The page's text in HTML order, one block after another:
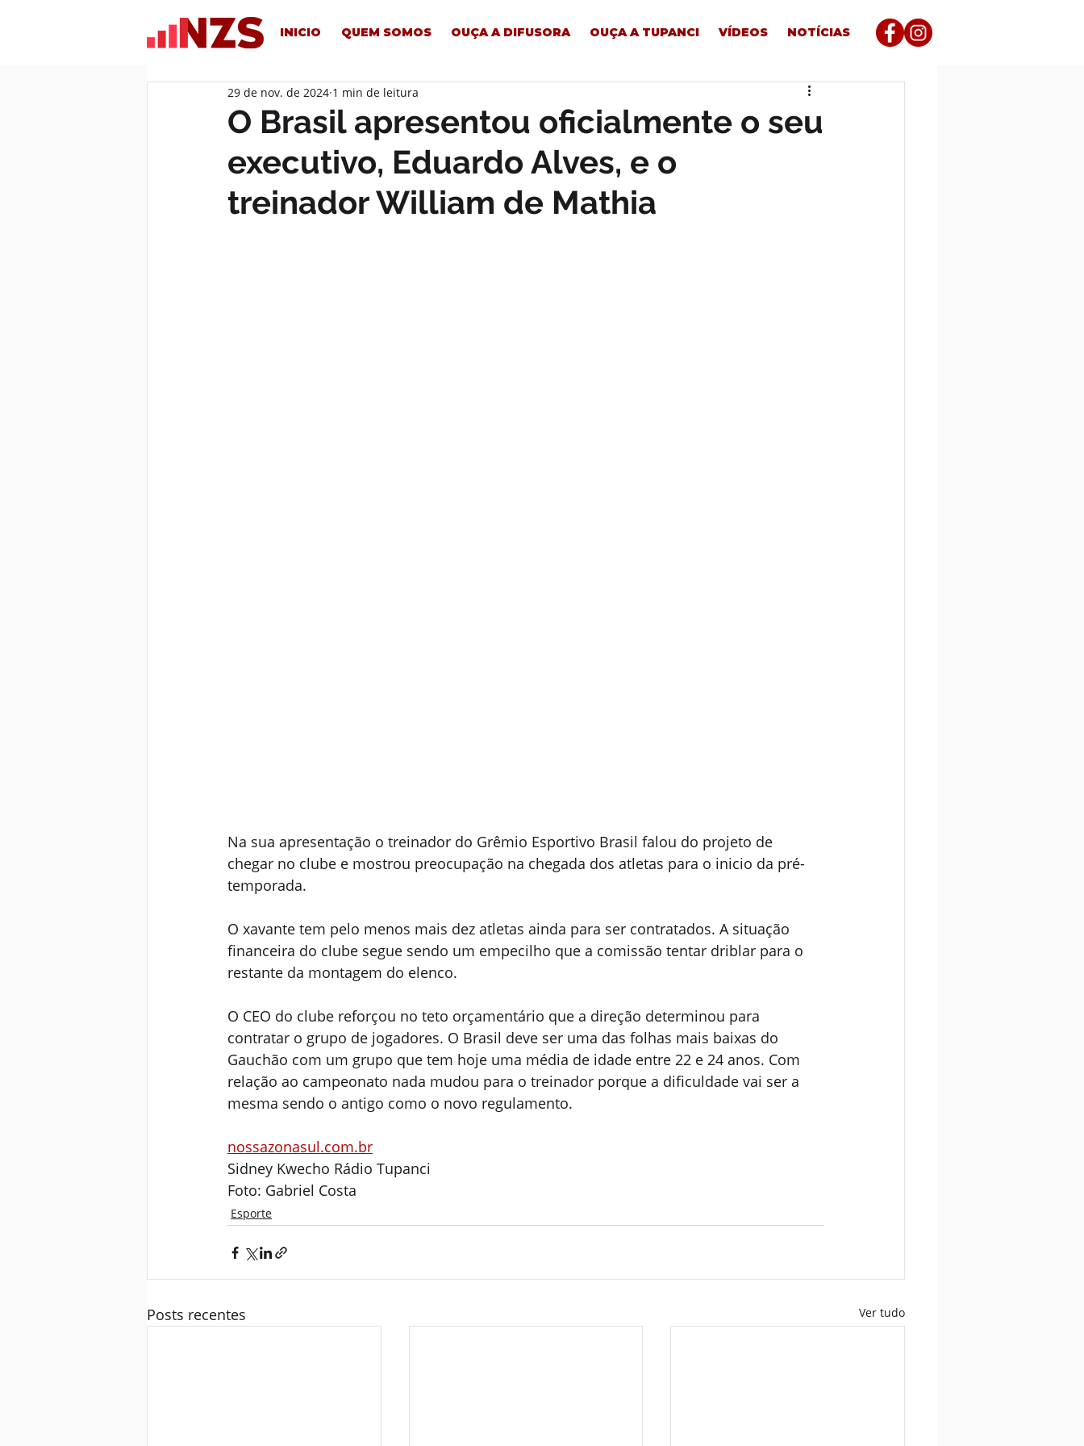
INICIO QUEM SOMOS OUÇA A DIFUSORA OUÇA A TUPANCI VÍDEOS NOTÍCIAS
O Brasil apresentou oficialmente o seu
executivo, Eduardo Alves, e o
treinador William de Mathia
29 de nov. de 2024 1 min de leitura
Na sua apresentação o treinador do Grêmio Esportivo Brasil falou do projeto de
chegar no clube e mostrou preocupação na chegada dos atletas para o inicio da pré-
temporada.
O xavante tem pelo menos mais dez atletas ainda para ser contratados. A situação
financeira do clube segue sendo um empecilho que a comissão tentar driblar para o
restante da montagem do elenco.
O CEO do clube reforçou no teto orçamentário que a direção determinou para
contratar o grupo de jogadores. O Brasil deve ser uma das folhas mais baixas do
Gauchão com um grupo que tem hoje uma média de idade entre 22 e 24 anos. Com
relação ao campeonato nada mudou para o treinador porque a dificuldade vai ser a
mesma sendo o antigo como o novo regulamento.
nossazonasul.com.br
Sidney Kwecho Rádio Tupanci
Foto: Gabriel Costa
Esporte
Posts recentes Ver tudo